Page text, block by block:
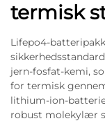
termisk
Lifepo4-
jern-fosfat-kemi,
for termisk
lithium-ion-
robust molekylær